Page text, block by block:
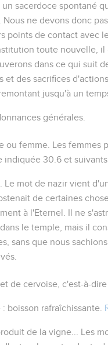
un sacerdoce spontané
Nous ne devons donc
points de contact avec
toute nouvelle, il
dans ce qui suit
et des sacrifices
jusqu'à un
générales.
ou femme . Les
indiquée 30.6 et suivants.
. Le mot de nazir vient
de certaines
à l'Eternel. Il ne
le temple, mais il
sans que nous
de cervoise , c'est-à-
: boisson rafraîchissante.
de la vigne... Les